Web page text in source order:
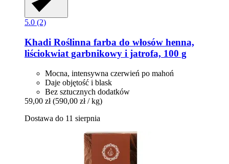
5.0 (2)
Khadi Roślinna farba do włosów henna,
liściokwiat garbnikowy i jatrofa, 100 g
Mocna, intensywna czerwień po mahoń
Daje objętość i blask
Bez sztucznych dodatków
59,00 zł (590,00 zł / kg)
Dostawa do 11 sierpnia